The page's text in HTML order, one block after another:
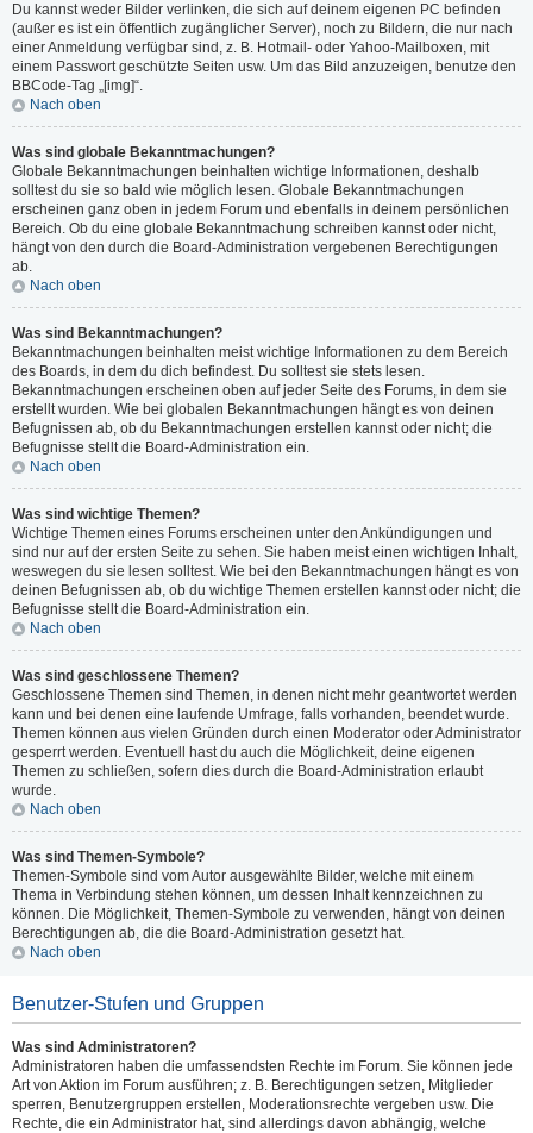
Du kannst weder Bilder verlinken, die sich auf deinem eigenen PC befinden
(außer es ist ein öffentlich zugänglicher Server), noch zu Bildern, die nur nach
einer Anmeldung verfügbar sind, z. B. Hotmail- oder Yahoo-Mailboxen, mit
einem Passwort geschützte Seiten usw. Um das Bild anzuzeigen, benutze den
BBCode-Tag „[img]“.
Nach oben
Was sind globale Bekanntmachungen?
Globale Bekanntmachungen beinhalten wichtige Informationen, deshalb
solltest du sie so bald wie möglich lesen. Globale Bekanntmachungen
erscheinen ganz oben in jedem Forum und ebenfalls in deinem persönlichen
Bereich. Ob du eine globale Bekanntmachung schreiben kannst oder nicht,
hängt von den durch die Board-Administration vergebenen Berechtigungen
ab.
Nach oben
Was sind Bekanntmachungen?
Bekanntmachungen beinhalten meist wichtige Informationen zu dem Bereich
des Boards, in dem du dich befindest. Du solltest sie stets lesen.
Bekanntmachungen erscheinen oben auf jeder Seite des Forums, in dem sie
erstellt wurden. Wie bei globalen Bekanntmachungen hängt es von deinen
Befugnissen ab, ob du Bekanntmachungen erstellen kannst oder nicht; die
Befugnisse stellt die Board-Administration ein.
Nach oben
Was sind wichtige Themen?
Wichtige Themen eines Forums erscheinen unter den Ankündigungen und
sind nur auf der ersten Seite zu sehen. Sie haben meist einen wichtigen Inhalt,
weswegen du sie lesen solltest. Wie bei den Bekanntmachungen hängt es von
deinen Befugnissen ab, ob du wichtige Themen erstellen kannst oder nicht; die
Befugnisse stellt die Board-Administration ein.
Nach oben
Was sind geschlossene Themen?
Geschlossene Themen sind Themen, in denen nicht mehr geantwortet werden
kann und bei denen eine laufende Umfrage, falls vorhanden, beendet wurde.
Themen können aus vielen Gründen durch einen Moderator oder Administrator
gesperrt werden. Eventuell hast du auch die Möglichkeit, deine eigenen
Themen zu schließen, sofern dies durch die Board-Administration erlaubt
wurde.
Nach oben
Was sind Themen-Symbole?
Themen-Symbole sind vom Autor ausgewählte Bilder, welche mit einem
Thema in Verbindung stehen können, um dessen Inhalt kennzeichnen zu
können. Die Möglichkeit, Themen-Symbole zu verwenden, hängt von deinen
Berechtigungen ab, die die Board-Administration gesetzt hat.
Nach oben
Benutzer-Stufen und Gruppen
Was sind Administratoren?
Administratoren haben die umfassendsten Rechte im Forum. Sie können jede
Art von Aktion im Forum ausführen; z. B. Berechtigungen setzen, Mitglieder
sperren, Benutzergruppen erstellen, Moderationsrechte vergeben usw. Die
Rechte, die ein Administrator hat, sind allerdings davon abhängig, welche